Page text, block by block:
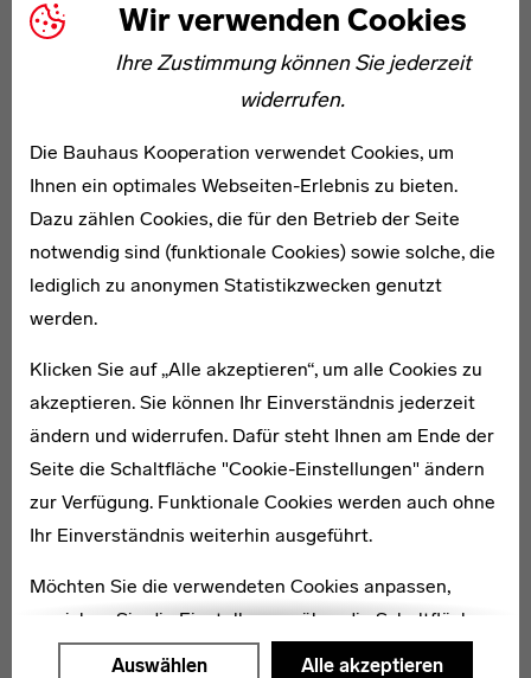
Wir verwenden Cookies
Ihre Zustimmung können Sie jederzeit
widerrufen.
Die Bauhaus Kooperation verwendet Cookies, um
Ihnen ein optimales Webseiten-Erlebnis zu bieten.
Dazu zählen Cookies, die für den Betrieb der Seite
notwendig sind (funktionale Cookies) sowie solche, die
lediglich zu anonymen Statistikzwecken genutzt
werden.
Klicken Sie auf „Alle akzeptieren“, um alle Cookies zu
akzeptieren. Sie können Ihr Einverständnis jederzeit
ändern und widerrufen. Dafür steht Ihnen am Ende der
Seite die Schaltfläche "Cookie-Einstellungen" ändern
zur Verfügung. Funktionale Cookies werden auch ohne
Ihr Einverständnis weiterhin ausgeführt.
Möchten Sie die verwendeten Cookies anpassen,
erreichen Sie die Einstellungen über die Schaltfläche
"Auswählen".
Auswählen Alle akzeptieren
Fritz Baumann
* 1896
Helmut von Erffa
1900–1979
George René Halkett
1900–1983